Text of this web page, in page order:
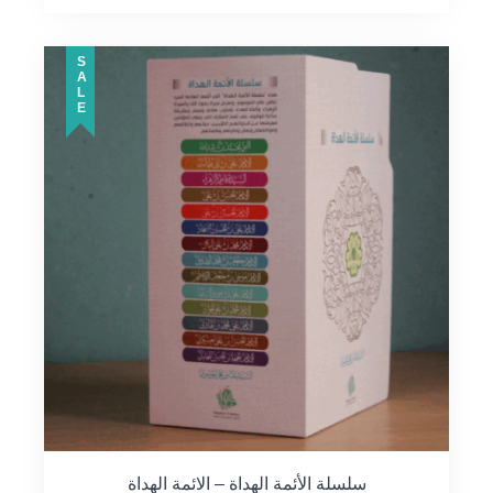
SALE
سلسلة الأئمة الهداة – الائمة الهداة